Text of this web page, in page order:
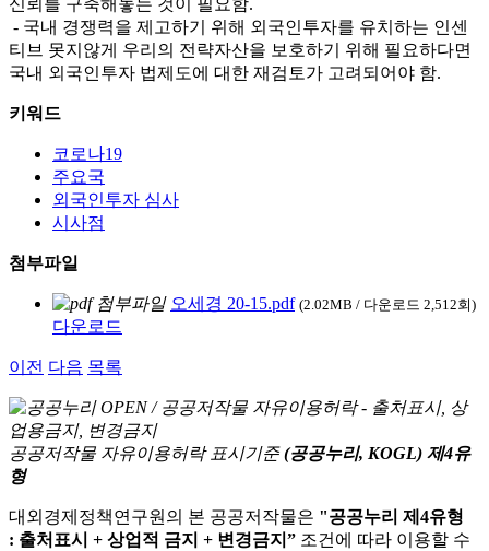
신뢰를 구축해놓는 것이 필요함.
- 국내 경쟁력을 제고하기 위해 외국인투자를 유치하는 인센
티브 못지않게 우리의 전략자산을 보호하기 위해 필요하다면
국내 외국인투자 법제도에 대한 재검토가 고려되어야 함.
키워드
코로나19
주요국
외국인투자 심사
시사점
첨부파일
오세경 20-15.pdf (2.02MB / 다운로드 2,512회)
다운로드
이전 다음 목록
공공저작물 자유이용허락 표시기준 (공공누리, KOGL) 제4유
형
대외경제정책연구원의 본 공공저작물은 "공공누리 제4유형
: 출처표시 + 상업적 금지 + 변경금지” 조건에 따라 이용할 수